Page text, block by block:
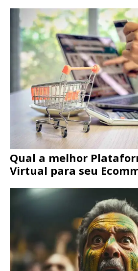
Qual a melhor
Virtual para seu